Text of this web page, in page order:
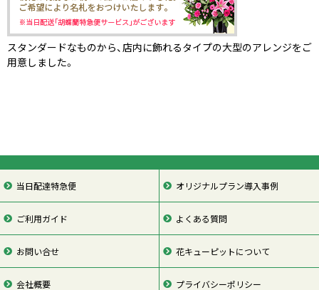
スタンダードなものから、店内に飾れるタイプの大型のアレンジをご
用意しました。
当日配達特急便 オリジナルプラン導入事例
ご利用ガイド よくある質問
お問い合せ 花キューピットについて
会社概要 プライバシーポリシー